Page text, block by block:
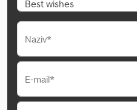
Naziv*
E-mail*